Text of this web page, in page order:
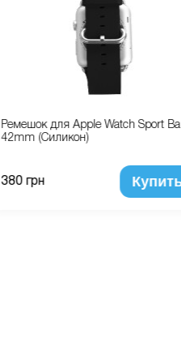
Ремешок для Apple Watch Sport
42mm (Силикон)
380 грн